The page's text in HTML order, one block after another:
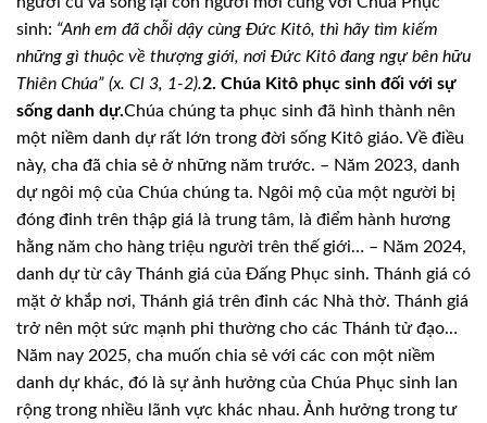
sinh: “Anh em đã chỗi dậy cùng Đức Kitô, thì hãy tìm kiếm
những gì thuộc về thượng giới, nơi Đức Kitô đang ngự bên hữu
Thiên Chúa” (x. Cl 3, 1-2).2. Chúa Kitô phục sinh đối với sự
sống danh dự.Chúa chúng ta phục sinh đã hình thành nên
một niềm danh dự rất lớn trong đời sống Kitô giáo. Về điều
này, cha đã chia sẻ ở những năm trước. – Năm 2023, danh
dự ngôi mộ của Chúa chúng ta. Ngôi mộ của một người bị
đóng đinh trên thập giá là trung tâm, là điểm hành hương
hằng năm cho hàng triệu người trên thế giới… – Năm 2024,
danh dự từ cây Thánh giá của Đấng Phục sinh. Thánh giá có
mặt ở khắp nơi, Thánh giá trên đỉnh các Nhà thờ. Thánh giá
trở nên một sức mạnh phi thường cho các Thánh tử đạo…
Năm nay 2025, cha muốn chia sẻ với các con một niềm
danh dự khác, đó là sự ảnh hưởng của Chúa Phục sinh lan
rộng trong nhiều lãnh vực khác nhau. Ảnh hưởng trong tư